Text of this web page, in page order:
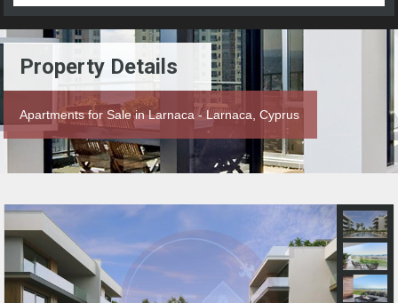
Property Details
Apartments for Sale in Larnaca - Larnaca, Cyprus